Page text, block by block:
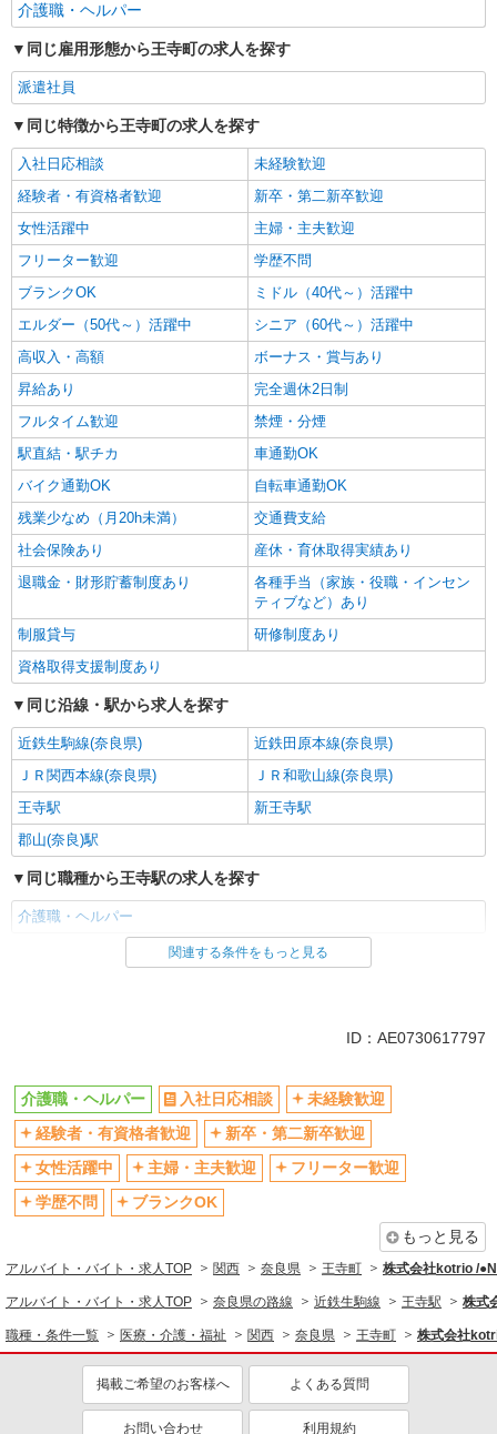
介護職・ヘルパー
同じ雇用形態から王寺町の求人を探す
派遣社員
同じ特徴から王寺町の求人を探す
入社日応相談
未経験歓迎
経験者・有資格者歓迎
新卒・第二新卒歓迎
女性活躍中
主婦・主夫歓迎
フリーター歓迎
学歴不問
ブランクOK
ミドル（40代～）活躍中
エルダー（50代～）活躍中
シニア（60代～）活躍中
高収入・高額
ボーナス・賞与あり
昇給あり
完全週休2日制
フルタイム歓迎
禁煙・分煙
駅直結・駅チカ
車通勤OK
バイク通勤OK
自転車通勤OK
残業少なめ（月20h未満）
交通費支給
社会保険あり
産休・育休取得実績あり
退職金・財形貯蓄制度あり
各種手当（家族・役職・インセン
ティブなど）あり
制服貸与
研修制度あり
資格取得支援制度あり
同じ沿線・駅から求人を探す
近鉄生駒線(奈良県)
近鉄田原本線(奈良県)
ＪＲ関西本線(奈良県)
ＪＲ和歌山線(奈良県)
王寺駅
新王寺駅
郡山(奈良)駅
同じ職種から王寺駅の求人を探す
介護職・ヘルパー
同じ雇用形態から王寺駅の求人を探す
経験者・有資格者歓迎
新卒・第二新卒歓迎
女性活躍中
主婦・主夫歓迎
フリーター歓迎
学歴不問
ブランクOK
シニア（60代～）活躍中
高収入・高額
ボーナス・賞与あり
昇給あり
完全週休2日制
フルタイム歓迎
禁煙・分煙
駅直結・駅チカ
車通勤OK
バイク通勤OK
自転車通勤OK
残業少なめ（月20h未満）
交通費支給
関連する条件をもっと見る
ID：AE0730617797
介護職・ヘルパー 入社日応相談
未経験歓迎
経験者・有資格者歓迎
新卒・第二新卒歓迎
女性活躍中
主婦・主夫歓迎
フリーター歓迎
学歴不問
ブランクOK
もっと見る
アルバイト・バイト・求人TOP 関西 奈良県 王寺町 株式会社kotrio /
アルバイト・バイト・求人TOP 奈良県の路線 近鉄生駒線 王寺駅 株式
職種・条件一覧 医療・介護・福祉 関西 奈良県 王寺町 株式会社
掲載ご希望のお客様へ よくある質問
お問い合わせ 利用規約